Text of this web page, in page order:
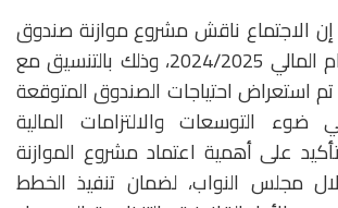
إن الاجتماع ناقش مشروع موازنة صندوق
المهن الطبية للعام المالي 2024/2025، وذلك بالتنسيق مع
تم استعراض احتياجات الصندوق المتوقعة
ضوء التوسعات والالتزامات المالية
على أهمية اعتماد مشروع الموازنة
مجلس النواب، لضمان تنفيذ الخطط